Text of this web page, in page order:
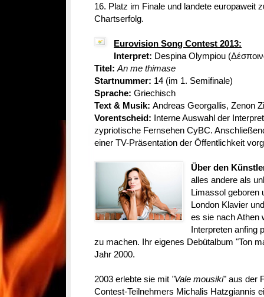
16. Platz im Finale und landete europaweit
Chartserfolg.
Eurovision Song Contest 2013:
Interpret: Despina Olympiou (
Titel: An me thimase
Startnummer: 14 (im 1. Semifinale)
Sprache: Griechisch
Text & Musik: Αndreas Georgallis, Zenon
Vorentscheid: Interne Auswahl der
zypriotische Fernsehen CyBC.
einer TV-Präsentation der Öffentlichkeit
Über den
alles andere als
Limassol geboren
London Klavier
es sie nach Athen
Interpreten anfing
zu machen. Ihr eigenes Debütalbum "Ton
Jahr 2000.
2003 erlebte sie mit "Vale mousiki" aus der
Contest-Teilnehmers Michalis Hatzgiannis